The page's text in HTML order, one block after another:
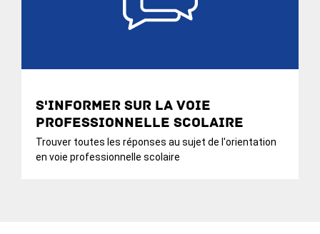
S'informer sur la voie
professionnelle scolaire
Trouver toutes les réponses au sujet de l'orientation
en voie professionnelle scolaire